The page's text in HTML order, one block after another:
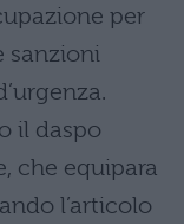
per
sanzioni
il daspo
che equipara
l’articolo